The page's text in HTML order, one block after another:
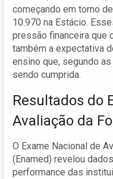
começando em torno
10.970 na Estácio.
pressão financeira que
também a expectativa
ensino que, segundo
sendo cumprida.
Resultados do
Avaliação da
O Exame Nacional de
(Enamed) revelou
performance das